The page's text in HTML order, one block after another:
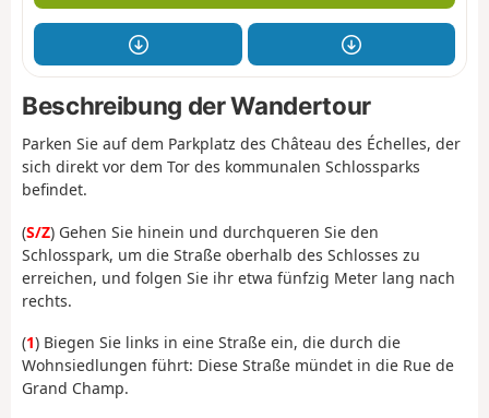
Beschreibung der Wandertour
Parken Sie auf dem Parkplatz des Château des Échelles, der
sich direkt vor dem Tor des kommunalen Schlossparks
befindet.
(S/Z) Gehen Sie hinein und durchqueren Sie den
Schlosspark, um die Straße oberhalb des Schlosses zu
erreichen, und folgen Sie ihr etwa fünfzig Meter lang nach
rechts.
(1) Biegen Sie links in eine Straße ein, die durch die
Wohnsiedlungen führt: Diese Straße mündet in die Rue de
Grand Champ.